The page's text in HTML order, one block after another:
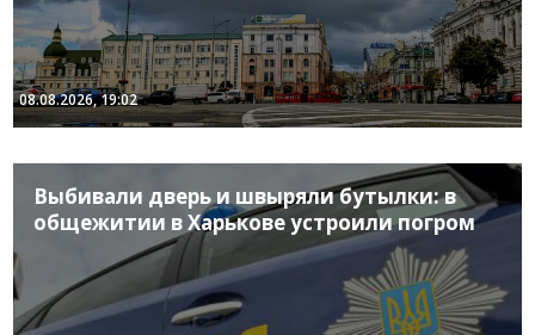
08.08.2026, 19:02
Выбивали дверь и швыряли бутылки: в
общежитии в Харькове устроили погром